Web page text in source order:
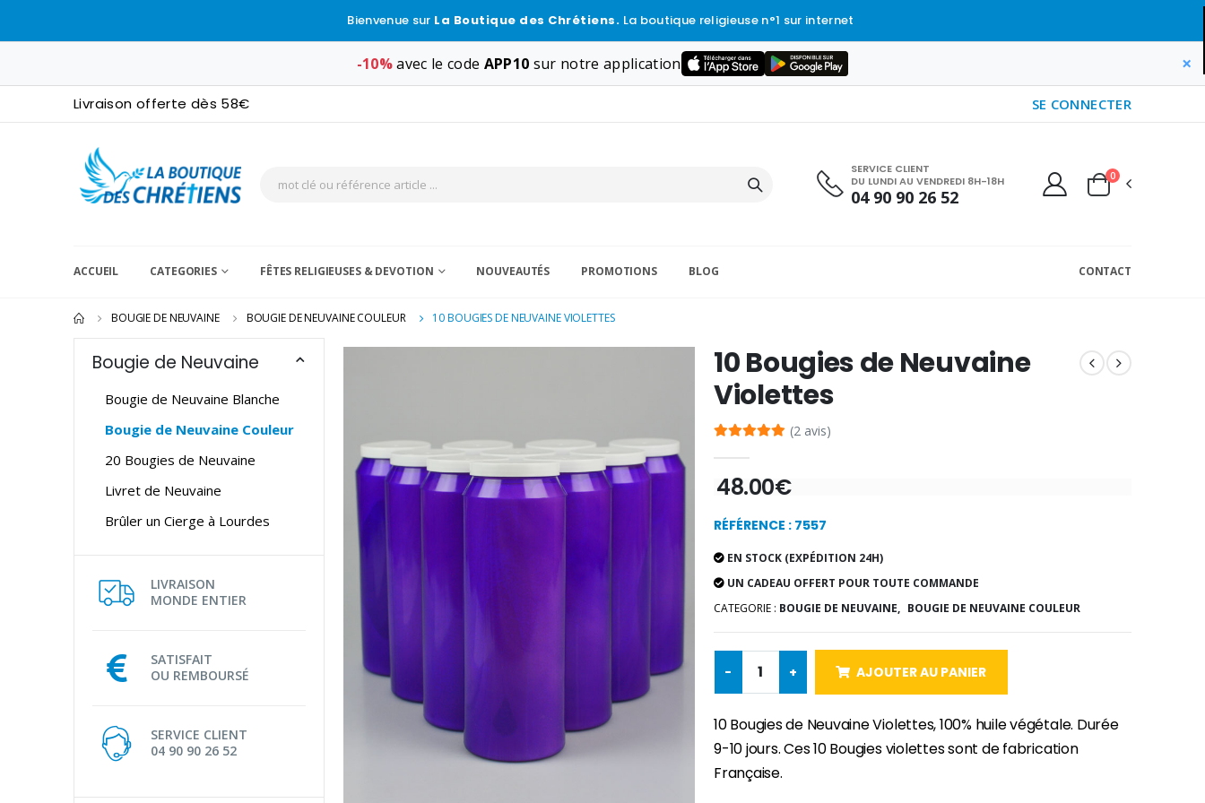
Bienvenue sur La Boutique des Chrétiens. La boutique religieuse n°1 sur internet
-10%avec le code APP10 sur notre application ×
Livraison offerte dès 58€ SE CONNECTER
SERVICE CLIENT
DU LUNDI AU VENDREDI 8H-18H
04 90 90 26 52
0
ACCUEIL CATEGORIES FÊTES RELIGIEUSES & DEVOTION NOUVEAUTÉS PROMOTIONS BLOG CONTACT
BOUGIE DE NEUVAINE BOUGIE DE NEUVAINE COULEUR 10 BOUGIES DE NEUVAINE VIOLETTES
Bougie de Neuvaine
Bougie de Neuvaine Blanche
Bougie de Neuvaine Couleur
20 Bougies de Neuvaine
Livret de Neuvaine
Brûler un Cierge à Lourdes
LIVRAISON
MONDE ENTIER
SATISFAIT
OU REMBOURSÉ
SERVICE CLIENT
04 90 90 26 52
10 Bougies de Neuvaine
Violettes
(2 avis)
48.00€
RÉFÉRENCE : 7557
EN STOCK (EXPÉDITION 24H)
UN CADEAU OFFERT POUR TOUTE COMMANDE
CATEGORIE : BOUGIE DE NEUVAINE, BOUGIE DE NEUVAINE COULEUR
- + AJOUTER AU PANIER
10 Bougies de Neuvaine Violettes, 100% huile végétale. Durée
9-10 jours. Ces 10 Bougies violettes sont de fabrication
Française.